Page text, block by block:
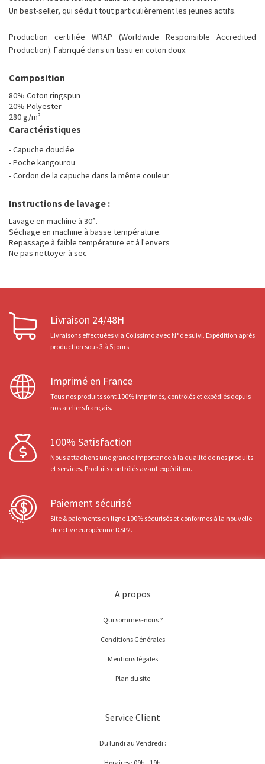
Un best-seller, qui séduit tout particulièrement les jeunes actifs.
Production certifiée WRAP (Worldwide Responsible Accredited
Production). Fabriqué dans un tissu en coton doux.
Composition
80% Coton ringspun
20% Polyester
280 g/m²
Caractéristiques
- Capuche douclée
- Poche kangourou
- Cordon de la capuche dans la même couleur
Instructions de lavage :
Lavage en machine à 30°.
Séchage en machine à basse température.
Repassage à faible température et à l'envers
Ne pas nettoyer à sec
Livraison 24/48H
Livraisons effectuées via Colissimo avec N° de suivi. Expédition après
production sous 3 à 5 jours.
Imprimé en France
Tous nos produits sont 100% imprimés, contrôlés et expédiés depuis
nos ateliers français.
100% Satisfaction
Nous attachons une grande importance à la qualité de nos produits
et services. Produits contrôlés avant expédition.
Paiement sécurisé
Site & paiements en ligne 100% sécurisés et conformes à la nouvelle
directive européenne DSP2.
A propos
Qui sommes-nous ?
Conditions Générales
Mentions légales
Plan du site
Service Client
Du lundi au Vendredi :